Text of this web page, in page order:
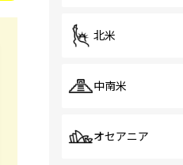
北米
中南米
オセアニア